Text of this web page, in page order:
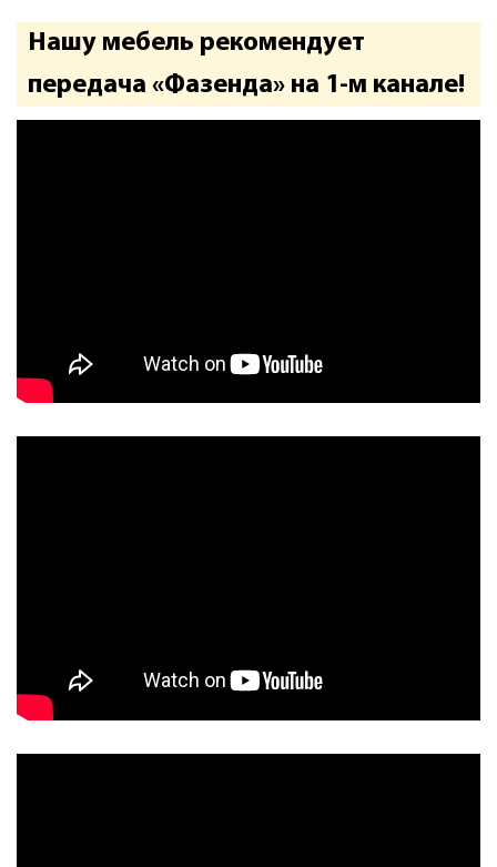
Нашу мебель рекомендует
передача «Фазенда» на 1-м канале!